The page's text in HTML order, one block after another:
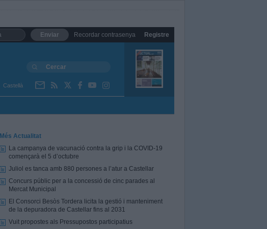
Recordar contrasenya Registre
Enviar
Castellà
Més Actualitat
La campanya de vacunació contra la grip i la COVID-19
començarà el 5 d’octubre
Juliol es tanca amb 880 persones a l’atur a Castellar
Concurs públic per a la concessió de cinc parades al
Mercat Municipal
El Consorci Besòs Tordera licita la gestió i manteniment
de la depuradora de Castellar fins al 2031
Vuit propostes als Pressupostos participatius